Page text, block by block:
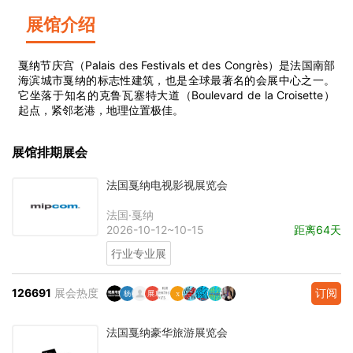
展馆介绍
戛纳节庆宫（Palais des Festivals et des Congrès）是法国南部
海滨城市戛纳的标志性建筑，也是全球最著名的会展中心之一。
它坐落于知名的克鲁瓦塞特大道（Boulevard de la Croisette）
起点，紧邻老港，地理位置极佳。
展馆排期展会
法国戛纳电视影视展览会
法国·戛纳
2026-10-12~10-15
距离64天
行业专业展
126691 展会热度 订阅
法国戛纳豪华旅游展览会